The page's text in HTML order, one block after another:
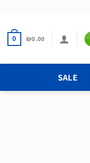
₪0.00
0
SALE